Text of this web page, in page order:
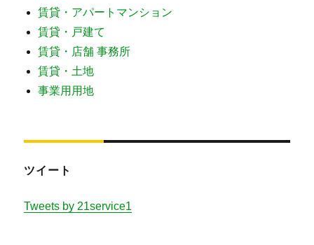
賃貸・アパートマンション
賃貸・戸建て
賃貸・店舗 事務所
賃貸・土地
事業用用地
ツイート
Tweets by 21service1